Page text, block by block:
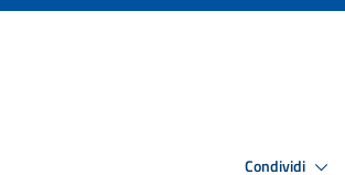
Condividi